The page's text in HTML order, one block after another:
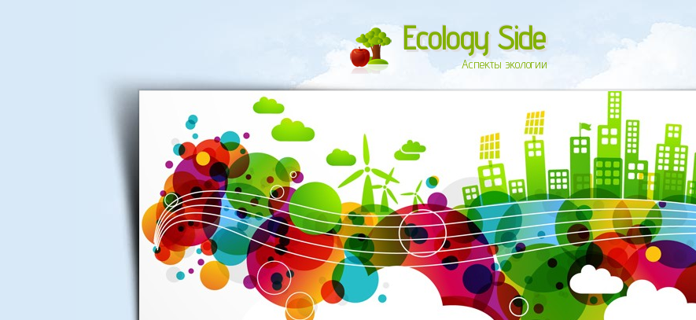
Ecology Side
Аспекты экологии